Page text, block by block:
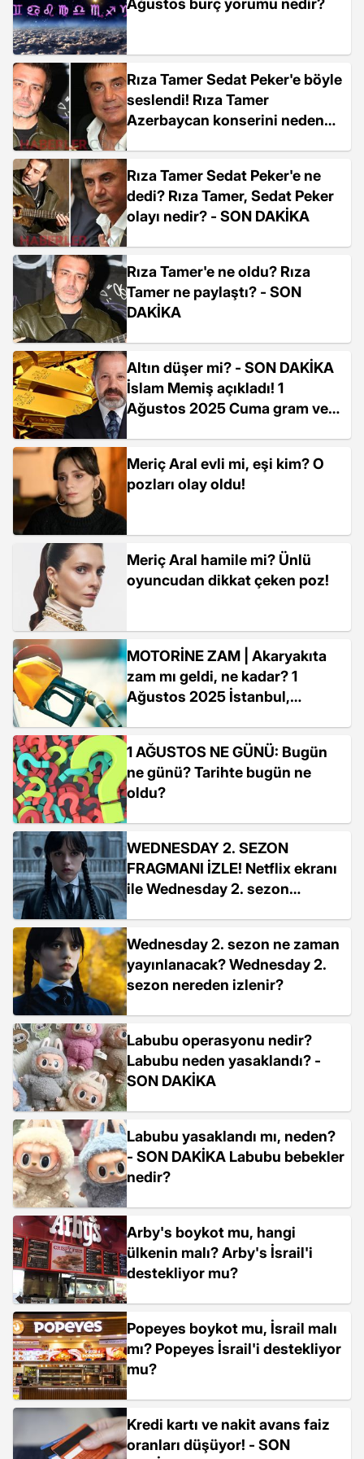
Ağustos burç yorumu nedir?
Rıza Tamer Sedat Peker'e böyle
seslendi! Rıza Tamer
Azerbaycan konserini neden
Rıza Tamer Sedat Peker'e ne
dedi? Rıza Tamer, Sedat Peker
olayı nedir? - SON DAKİKA
Rıza Tamer'e ne oldu? Rıza
Tamer ne paylaştı? - SON
DAKİKA
Altın düşer mi? - SON DAKİKA
İslam Memiş açıkladı! 1
Ağustos 2025 Cuma gram ve
Meriç Aral evli mi, eşi kim? O
pozları olay oldu!
Meriç Aral hamile mi? Ünlü
oyuncudan dikkat çeken poz!
MOTORİNE ZAM | Akaryakıta
zam mı geldi, ne kadar? 1
Ağustos 2025 İstanbul,
fiyatları ne kadar?
1 AĞUSTOS NE GÜNÜ: Bugün
ne günü? Tarihte bugün ne
oldu?
WEDNESDAY 2. SEZON
FRAGMANI İZLE! Netflix ekranı
ile Wednesday 2. sezon
Wednesday 2. sezon ne zaman
yayınlanacak? Wednesday 2.
sezon nereden izlenir?
Labubu operasyonu nedir?
Labubu neden yasaklandı? -
SON DAKİKA
Labubu yasaklandı mı, neden?
- SON DAKİKA Labubu bebekler
nedir?
Arby's boykot mu, hangi
ülkenin malı? Arby's İsrail'i
destekliyor mu?
Popeyes boykot mu, İsrail malı
mı? Popeyes İsrail'i destekliyor
mu?
Kredi kartı ve nakit avans faiz
oranları düşüyor! - SON